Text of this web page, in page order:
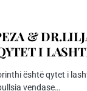
&
I
është qytet i
vendase…